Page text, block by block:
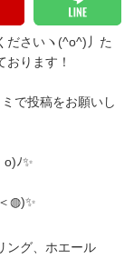
さいヽ(^o^)丿 た
ります！
で投稿をお願いし
o)ﾉ✨
◍)✨
ング、ホエール